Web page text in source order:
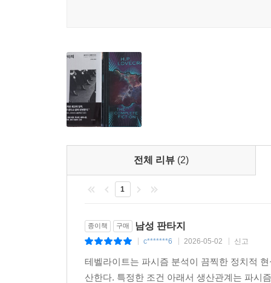
바다는 모든 질의 일부분이다. 대문 안으로 들어
에 알 만한 모든 곳을 알게 된다. 흐르는 모든 것이
--- p.417
부르주아 역사학과 마르크스주의 역사학은 둘 다
반생산 관계로 재생산된다. 억압과 위계, 성별 간
은 사회적 황무지였다. (…) 인간의 육체가 실제로
속에서 어떻게 변화해왔는지를 재구성하지 않는
아이와 성인, 남성과 여성, 계급, 그리고 자기 자
--- p.522
특정한 조건 아래서 생산관계는 파시즘의 현실
이들처럼 느끼고 생각하고 글 쓰고 행동해봐야
가는 길은 자신의 무의식을 억압해서는 얻을 수
두터운 책을 통해 그런 시도를 스스로 해낸다.
여성을 향한 공포와 죽음의 숭배가 어떻게 정치
비추는 거울이다.
- 『가디언』
테벨라이트의 이 거대한 저작은 기존의 심리학
우리가 ‘정상적’이라고 믿었던 남성성이 사실은
- 『뉴욕타임스 북리뷰』
테벨라이트는 언제나 박학다식하다. 지배와 정복
- 루돌프 아우크슈타인 (『슈피겔』 창간인)
비범한 책이다. 널리 논의되고 회자될 가치가 있
풍부한 연상과 질문을 유발한다는 점이 단연 돋보
- 『시티 리미트』
전체 리뷰 (2)
1
종이책 구매 남성 판타지
c*******6 2026-05-02 신고
테벨라이트는 파시즘 분석이 끔찍한 정치적
산한다. 특정한 조건 아래서 생산관계는 파시